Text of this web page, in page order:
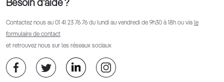
Besoin d’aide ?
Contactez nous au 01 41 23 76 76 du lundi au vendredi de 9h30 à 18h ou via le
formulaire de contact
et retrouvez nous sur les réseaux sociaux